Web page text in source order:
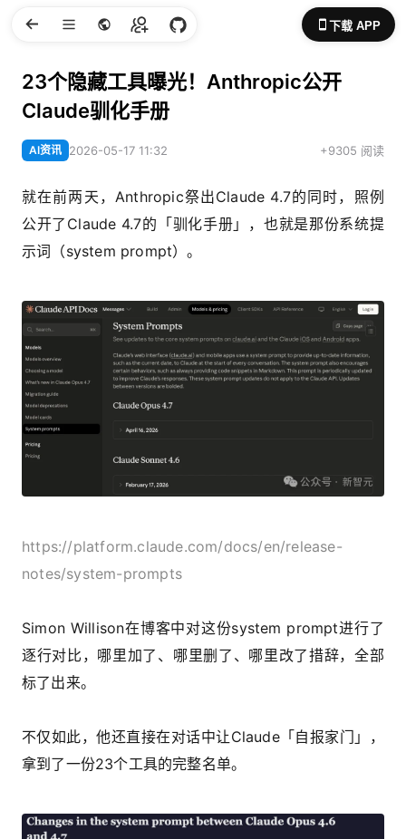
下载 APP
23个隐藏工具曝光！Anthropic公开
Claude驯化手册
AI资讯 2026-05-17 11:32 +9305 阅读
就在前两天，Anthropic祭出Claude 4.7的同时，照例
公开了Claude 4.7的「驯化手册」，也就是那份系统提
示词（system prompt）。
https://platform.claude.com/docs/en/release-
notes/system-prompts
Simon Willison在博客中对这份system prompt进行了
逐行对比，哪里加了、哪里删了、哪里改了措辞，全部
标了出来。
不仅如此，他还直接在对话中让Claude「自报家门」，
拿到了一份23个工具的完整名单。